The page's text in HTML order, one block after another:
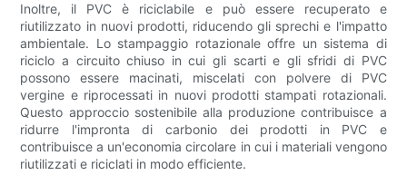
Inoltre, il PVC è riciclabile e può essere recuperato e
riutilizzato in nuovi prodotti, riducendo gli sprechi e l'impatto
ambientale. Lo stampaggio rotazionale offre un sistema di
riciclo a circuito chiuso in cui gli scarti e gli sfridi di PVC
possono essere macinati, miscelati con polvere di PVC
vergine e riprocessati in nuovi prodotti stampati rotazionali.
Questo approccio sostenibile alla produzione contribuisce a
ridurre l'impronta di carbonio dei prodotti in PVC e
contribuisce a un'economia circolare in cui i materiali vengono
riutilizzati e riciclati in modo efficiente.